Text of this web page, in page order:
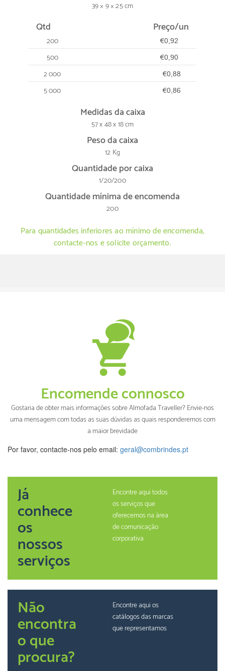
39 × 9 × 25 cm
Qtd Preço/un
200 €0,92
500 €0,90
2 000 €0,88
5 000 €0,86
Medidas da caixa
57 x 48 x 18 cm
Peso da caixa
12 Kg
Quantidade por caixa
1/20/200
Quantidade mínima de encomenda
200
Para quantidades inferiores ao mínimo de encomenda,
contacte-nos e solicite orçamento.
Encomende connosco
Gostaria de obter mais informações sobre Almofada Traveller? Envie-nos
uma mensagem com todas as suas dúvidas as quais responderemos com
a maior brevidade
Por favor, contacte-nos pelo email: geral@combrindes.pt
Já
conhece
os
nossos
serviços
Encontre aqui todos
os serviços que
oferecemos na àrea
de comunicação
corporativa
Não
encontra
o que
procura?
Encontre aqui os
catálogos das marcas
que representamos